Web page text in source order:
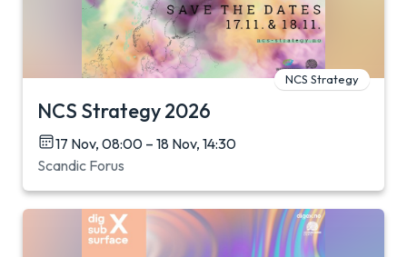
NCS Strategy
NCS Strategy 2026
17 Nov, 08:00 – 18 Nov, 14:30
Scandic Forus